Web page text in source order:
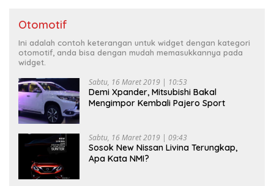
Otomotif
Ini adalah contoh keterangan untuk widget dengan kategori
otomotif, anda bisa dengan mudah memasukkannya pada
widget.
Sabtu, 16 Maret 2019 | 10:53
Demi Xpander, Mitsubishi Bakal
Mengimpor Kembali Pajero Sport
Sabtu, 16 Maret 2019 | 09:43
Sosok New Nissan Livina Terungkap,
Apa Kata NMI?